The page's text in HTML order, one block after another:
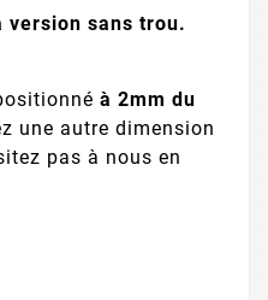
version sans trou.
à 2mm du
une autre dimension
pas à nous en